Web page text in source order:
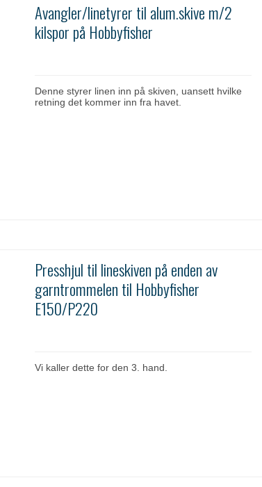
Avangler/linetyrer til alum.skive m/2
kilspor på Hobbyfisher
Denne styrer linen inn på skiven, uansett hvilke
retning det kommer inn fra havet.
Presshjul til lineskiven på enden av
garntrommelen til Hobbyfisher
E150/P220
Vi kaller dette for den 3. hand.